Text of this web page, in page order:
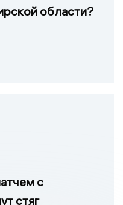
области?
с
стяг